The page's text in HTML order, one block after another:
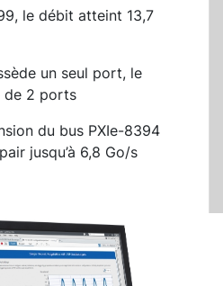
le débit atteint 13,7
un seul port, le
de 2 ports
du bus PXIe-8394
jusqu’à 6,8 Go/s